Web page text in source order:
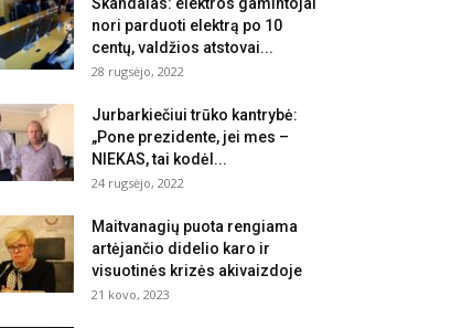
nori parduoti elektrą po 10
centų, valdžios atstovai...
28 rugsėjo, 2022
Jurbarkiečiui trūko kantrybė:
„Pone prezidente, jei mes –
NIEKAS, tai kodėl...
24 rugsėjo, 2022
Maitvanagių puota rengiama
artėjančio didelio karo ir
visuotinės krizės akivaizdoje
21 kovo, 2023